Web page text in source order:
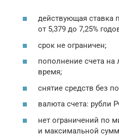
действующая ставка
от 5,379 до 7,25%
срок не ограничен;
пополнение счета
время;
снятие средств без
валюта счета: рубли
нет ограничений по
и максимальной